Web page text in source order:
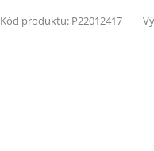
Kód produktu: P22012417